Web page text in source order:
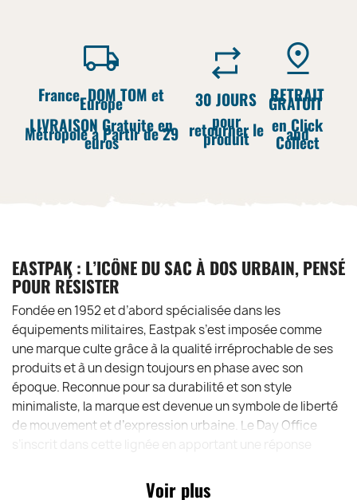
France, DOM TOM et
Europe
LIVRAISON Gratuite en
Métropole à Partir de 29
euros
30 JOURS
pour
retourner le
produit
RETRAIT
GRATUIT
en Click
and
Collect
EASTPAK : L’ICÔNE DU SAC À DOS URBAIN, PENSÉ
POUR RÉSISTER
Fondée en 1952 et d’abord spécialisée dans les
équipements militaires, Eastpak s’est imposée comme
une marque culte grâce à la qualité irréprochable de ses
produits et à un design toujours en phase avec son
époque. Reconnue pour sa durabilité et son style
minimaliste, la marque est devenue un symbole de liberté
de mouvement et d’expression urbaine. Le Day Office
s’inscrit dans cette lignée en apportant une réponse
d’aujourd’hui. C’est certainement le sac le plus solide pour
Voir plus